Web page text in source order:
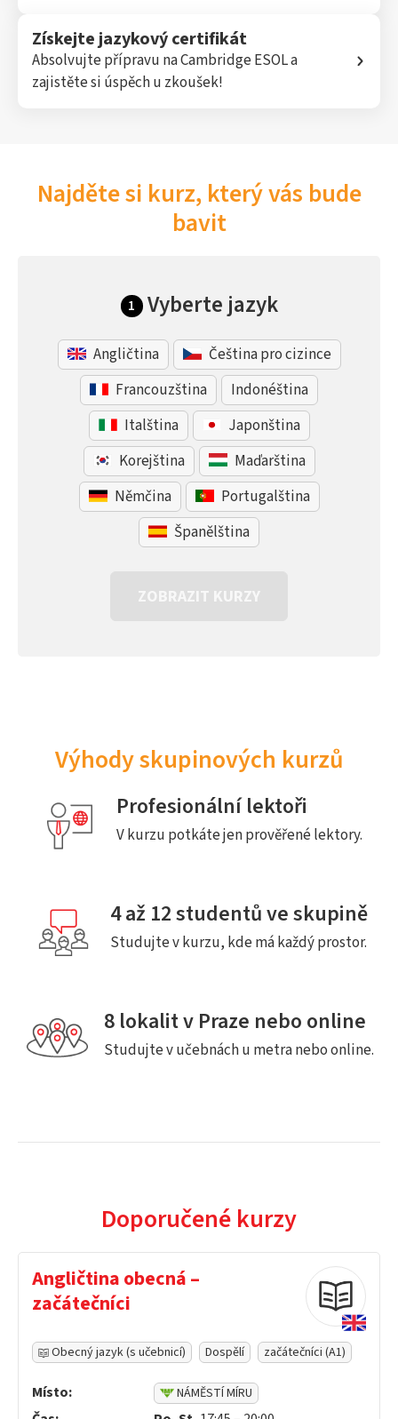
Získejte jazykový certifikát
Absolvujte přípravu na Cambridge ESOL a
zajistěte si úspěch u zkoušek!
Najděte si kurz, který vás bude
bavit
1 Vyberte jazyk
Angličtina
Čeština pro cizince
Francouzština
Indonéština
Italština
Japonština
Korejština
Maďarština
Němčina
Portugalština
Španělština
ZOBRAZIT KURZY
Výhody skupinových kurzů
Profesionální lektoři
V kurzu potkáte jen prověřené lektory.
4 až 12 studentů ve skupině
Studujte v kurzu, kde má každý prostor.
8 lokalit v Praze nebo online
Studujte v učebnách u metra nebo online.
Doporučené kurzy
Angličtina obecná –
začátečníci
Obecný jazyk (s učebnicí) Dospělí začátečníci (A1)
Místo: NÁMĚSTÍ MÍRU